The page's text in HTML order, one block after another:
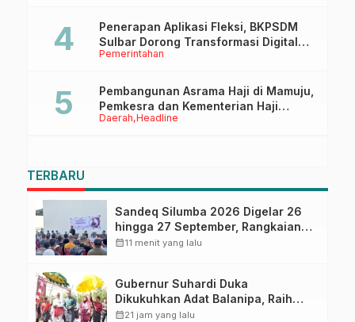
Pemerintahan
Penerapan Aplikasi Fleksi, BKPSDM
Sulbar Dorong Transformasi Digital
Sistem Kehadiran ASN
Daerah Headline
Pembangunan Asrama Haji di Mamuju,
Pemkesra dan Kementerian Haji
Sulbar Tinjau Lokasi
TERBARU
Sandeq Silumba 2026 Digelar 26
hingga 27 September, Rangkaian
HUT Sulbar
calendar_month11 menit yang lalu
Gubernur Suhardi Duka
Dikukuhkan Adat Balanipa, Raih
Gelar Sulo Tappidena
calendar_month21 jam yang lalu